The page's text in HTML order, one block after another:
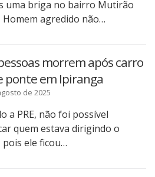
uma briga no bairro Mutirão
Homem agredido não…
morrem após carro
ponte em Ipiranga
de 2025
a PRE, não foi possível
quem estava dirigindo o
pois ele ficou…